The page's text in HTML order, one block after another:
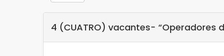
4 (CUATRO) vacantes- “Operadores